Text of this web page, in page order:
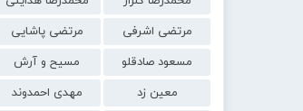
مرتضی اشرفی
مرتضی پاشایی
مسعود صادقلو
مسیح و آرش
معین زد
مهدی احمدوند